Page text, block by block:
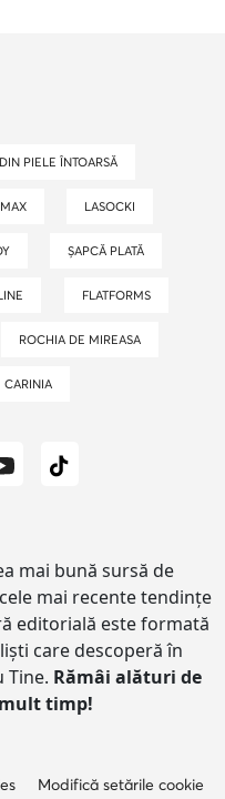
DIN PIELE ÎNTOARSĂ
MAX LASOCKI
ȘAPCĂ PLATĂ
FLATFORMS
ROCHIA DE MIREASA
CARINIA
mai bună sursă de
mai recente tendințe
editorială este formată
care descoperă în
Tine. Rămâi alături de
timp!
Modifică setările cookie